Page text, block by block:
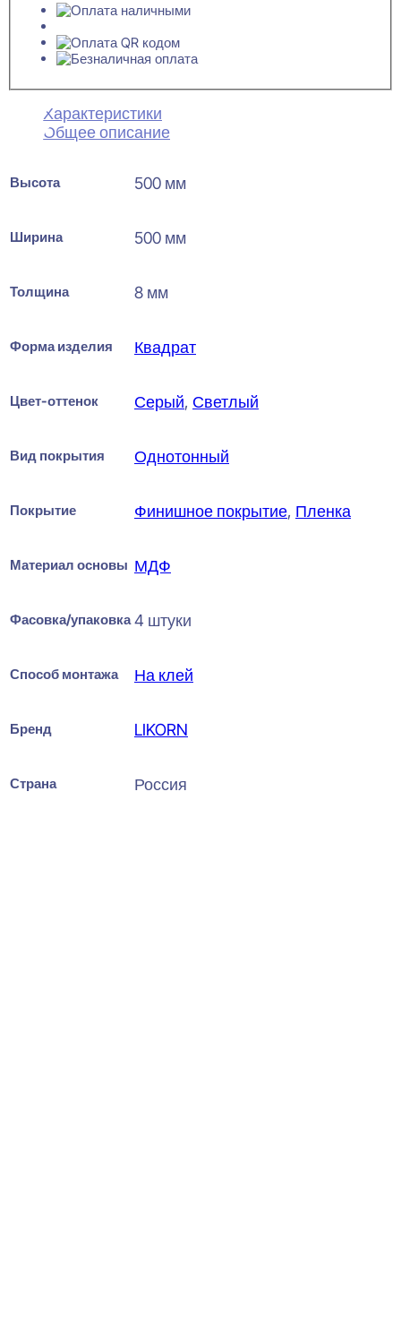
Характеристики
Общее описание
Высота 500 мм
Ширина 500 мм
Толщина 8 мм
Форма изделия Квадрат
Цвет-оттенок Серый, Светлый
Вид покрытия Однотонный
Покрытие Финишное покрытие, Пленка
Материал основы МДФ
Фасовка/упаковка 4 штуки
Способ монтажа На клей
Бренд LIKORN
Страна Россия